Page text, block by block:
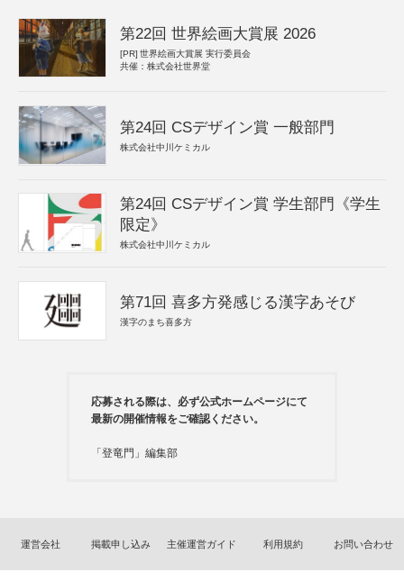
第22回 世界絵画大賞展 2026
[PR] 世界絵画大賞展 実行委員会
共催：株式会社世界堂
第24回 CSデザイン賞 一般部門
株式会社中川ケミカル
第24回 CSデザイン賞 学生部門《学生
限定》
株式会社中川ケミカル
第71回 喜多方発感じる漢字あそび
漢字のまち喜多方
応募される際は、必ず公式ホームページにて
最新の開催情報をご確認ください。
「登竜門」編集部
運営会社 掲載申し込み 主催運営ガイド 利用規約 お問い合わせ